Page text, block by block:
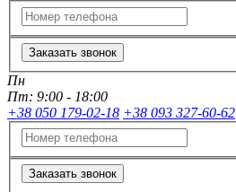
Заказать звонок
Пн
Пт: 9:00 - 18:00
+38 050 179-02-18 +38 093 327-60-62
Заказать звонок